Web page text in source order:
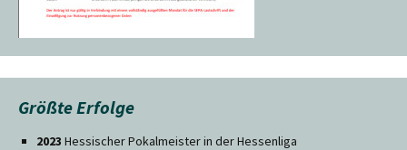
Größte Erfolge
2023 Hessischer Pokalmeister in der Hessenliga